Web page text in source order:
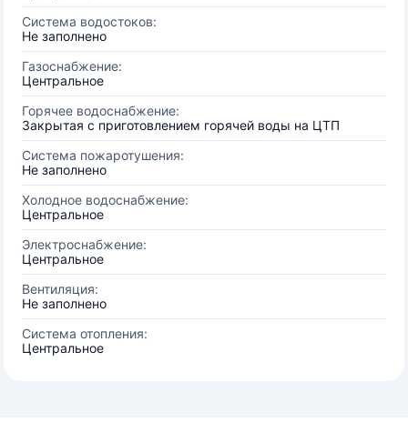
Система водостоков:
Не заполнено
Газоснабжение:
Центральное
Горячее водоснабжение:
Закрытая с приготовлением горячей воды на ЦТП
Система пожаротушения:
Не заполнено
Холодное водоснабжение:
Центральное
Электроснабжение:
Центральное
Вентиляция:
Не заполнено
Система отопления:
Центральное